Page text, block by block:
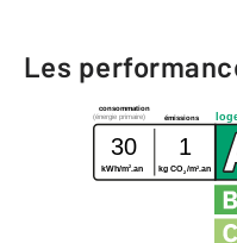
Les
consommation
émissions
(énergie primaire)
30 1
kWh/m2.an kg CO2 /m2.an